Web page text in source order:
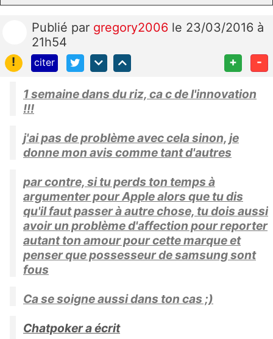
Publié par gregory2006 le 23/03/2016 à
21h54
!
citer + -
1 semaine dans du riz, ca c de l'innovation
!!!
j'ai pas de problème avec cela sinon, je
donne mon avis comme tant d'autres
par contre, si tu perds ton temps à
argumenter pour Apple alors que tu dis
qu'il faut passer à autre chose, tu dois aussi
avoir un problème d'affection pour reporter
autant ton amour pour cette marque et
penser que possesseur de samsung sont
fous
Ca se soigne aussi dans ton cas ;)
Chatpoker a écrit